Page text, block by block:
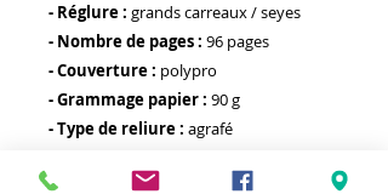
- Réglure : grands carreaux / seyes
- Nombre de pages : 96 pages
- Couverture : polypro
- Grammage papier : 90 g
- Type de reliure : agrafé